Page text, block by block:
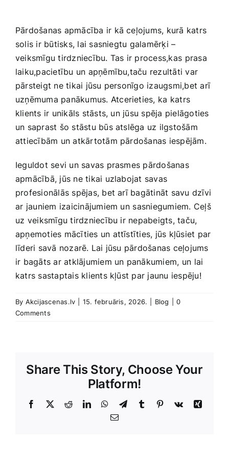
Pārdošanas apmācība ir kā ceļojums, kurā katrs
solis ir būtisks, lai sasniegtu galamērķi ⁤–
veiksmīgu tirdzniecību. Tas ir process,kas⁤ prasa
laiku,pacietību un apņēmību,taču rezultāti var
pārsteigt ne tikai jūsu personīgo izaugsmi,bet arī
uzņēmuma panākumus. Atcerieties, ⁤ka katrs
klients ir unikāls stāsts,‌ un ​jūsu spēja ‍pielāgoties⁤
un saprast šo stāstu būs atslēga uz ilgstošām
attiecībām un atkārtotām pārdošanas iespējām.
Ieguldot sevi un savas prasmes pārdošanas
apmācībā, ​jūs​ ne ‌tikai uzlabojat savas
profesionālās spējas, bet arī bagātināt savu dzīvi
⁤ar jauniem izaicinājumiem un ⁤sasniegumiem.​ Ceļš
⁢uz veiksmīgu tirdzniecību ir nepabeigts, taču,
apņemoties mācīties un attīstīties, jūs kļūsiet par
līderi savā nozarē. Lai jūsu pārdošanas ceļojums
ir bagāts ar atklājumiem un panākumiem, un ⁤lai ​
katrs sastaptais klients kļūst par jaunu iespēju!
By Akcijascenas.lv 15. februāris, 2026. Blog
0
Comments
Share This Story, Choose Your
Platform!
Facebook
X RedditLinkedInWhatsApp
TelegramTumblr Pinterest
Vk
Xing
E-